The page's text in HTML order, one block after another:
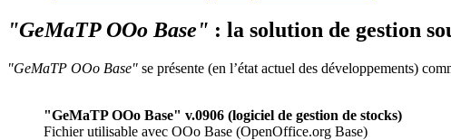
"GeMaTP OOo Base" : la solution de gestion
"GeMaTP OOo Base" se présente (en l’état actuel des développements)
"GeMaTP OOo Base" v.0906 (logiciel de gestion de stocks)
Fichier utilisable avec OOo Base (OpenOffice.org Base)